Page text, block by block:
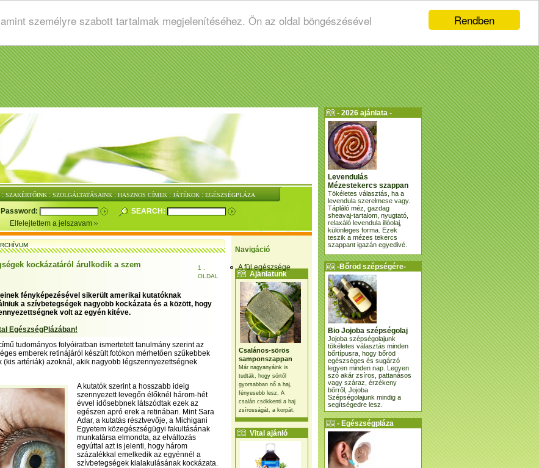
Rendben
személyre szabott tartalmak megjelenítéséhez. Ön az oldal böngészésével
: SZAKÉRTŐINK : SZOLGÁLTATÁSAINK : HASZNOS CÍMEK : JÁTÉKOK : EGÉSZSÉGPLÁZA
Password:
SEARCH:
Elfelejtettem a jelszavam
Navigáció
A fül egészsége
Ajánlatunk
Csalános-sörös
samponszappan
Már nagyanyáink is
tudták, hogy sörtől
gyorsabban nő a haj,
fényesebb lesz. A
csalán csökkenti a haj
zsírosságát, a korpát.
Vital ajánló
kockázatáról árulkodik a szem
1 .
OLDAL
fényképezésével sikerült amerikai kutatóknak
a szívbetegségek nagyobb kockázata és a között, hogy
volt az egyén kitéve.
EgészségPlázában!
tudományos folyóiratban ismertetett tanulmány szerint az
emberek retinájáról készült fotókon mérhetően szűkebbek
(kis artériák) azoknál, akik nagyobb légszennyezettségnek
A kutatók szerint a hosszabb ideig
szennyezett levegőn élőknél három-hét
évvel idősebbnek látszódtak ezek az
egészen apró erek a retinában. Mint Sara
Adar, a kutatás résztvevője, a Michigani
Egyetem közegészségügyi fakultásának
munkatársa elmondta, az elváltozás
egyúttal azt is jelenti, hogy három
százalékkal emelkedik az egyénnél a
szívbetegségek kialakulásának kockázata.
- 2026 ajánlata -
Levendulás
Mézestekercs szappan
Tökéletes választás, ha a
levendula szerelmese vagy.
Tápláló méz, gazdag
sheavaj-tartalom, nyugtató,
relaxáló levendula illóolaj,
különleges forma. Ezek
teszik a mézes tekercs
szappant igazán egyedivé.
-Bőröd szépségére-
Bio Jojoba szépségolaj
Jojoba szépségolajunk
tökéletes választás minden
bőrtípusra, hogy bőröd
egészséges és sugárzó
legyen minden nap. Legyen
szó akár zsíros, pattanásos
vagy száraz, érzékeny
bőrről, Jojoba
Szépségolajunk mindig a
segítségedre lesz.
- Egészségpláza
ajánlatunk -